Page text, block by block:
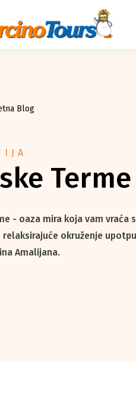
Blog
Terme
- oaza mira koja vam vraća
relaksirajuće okruženje
Amalijana.